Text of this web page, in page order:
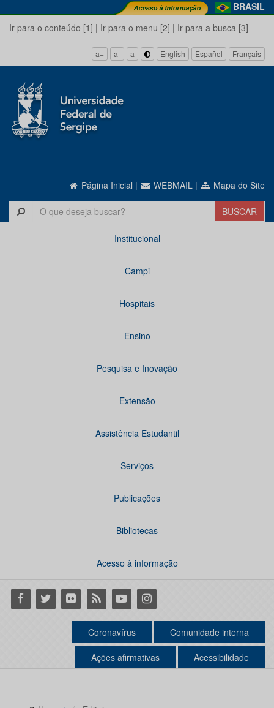
BRASIL
Ir para o conteúdo [1] | Ir para o menu [2] | Ir para a busca [3]
a+ a- a English Español Français
Página Inicial | WEBMAIL | Mapa do Site
Institucional
Campi
Hospitais
Ensino
Pesquisa e Inovação
Extensão
Assistência Estudantil
Serviços
Publicações
Bibliotecas
Acesso à informação
Facebook
Twitter Flickr RSS YoutubeInstagram
Coronavírus Comunidade interna
Ações afirmativas Acessibilidade